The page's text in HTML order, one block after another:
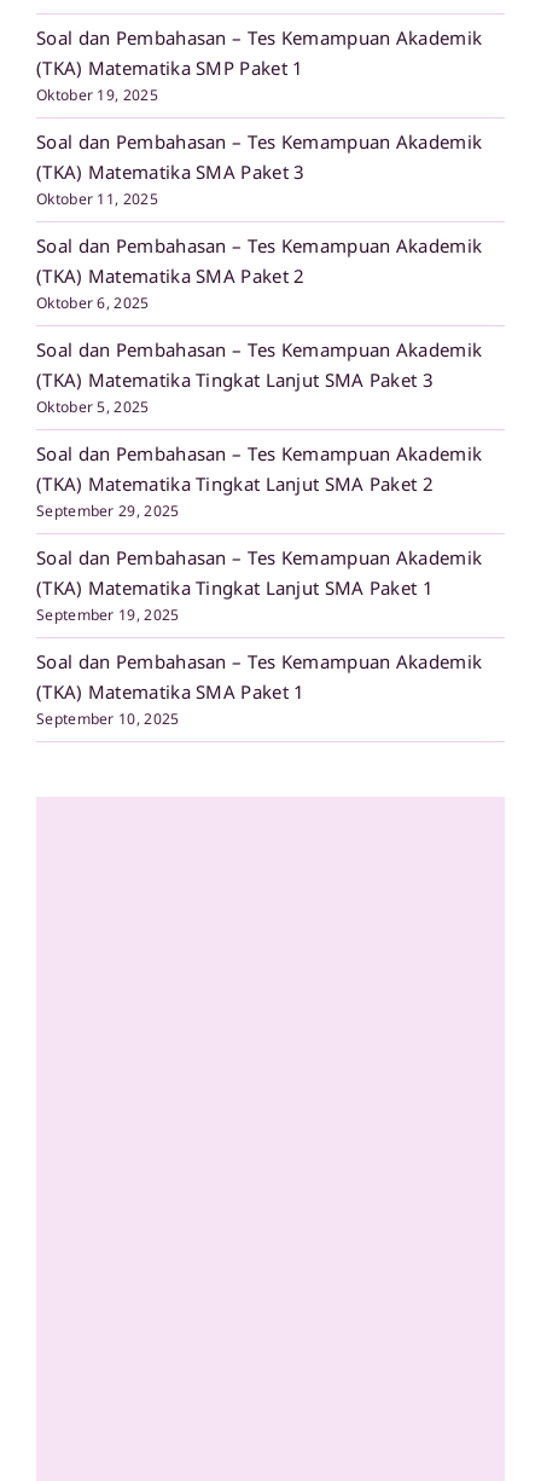
Soal dan Pembahasan – Tes Kemampuan Akademik
(TKA) Matematika SMP Paket 1
Oktober 19, 2025
Soal dan Pembahasan – Tes Kemampuan Akademik
(TKA) Matematika SMA Paket 3
Oktober 11, 2025
Soal dan Pembahasan – Tes Kemampuan Akademik
(TKA) Matematika SMA Paket 2
Oktober 6, 2025
Soal dan Pembahasan – Tes Kemampuan Akademik
(TKA) Matematika Tingkat Lanjut SMA Paket 3
Oktober 5, 2025
Soal dan Pembahasan – Tes Kemampuan Akademik
(TKA) Matematika Tingkat Lanjut SMA Paket 2
September 29, 2025
Soal dan Pembahasan – Tes Kemampuan Akademik
(TKA) Matematika Tingkat Lanjut SMA Paket 1
September 19, 2025
Soal dan Pembahasan – Tes Kemampuan Akademik
(TKA) Matematika SMA Paket 1
September 10, 2025